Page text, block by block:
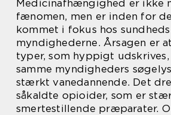
Medicinafhængighed er ikke
fænomen, men er inden for
kommet i fokus hos sundheds
myndighederne. Årsagen er
typer, som hyppigt
samme myndigheders
stærkt vanedannende. Det
såkaldte opioider, som er
smertestillende præparater.